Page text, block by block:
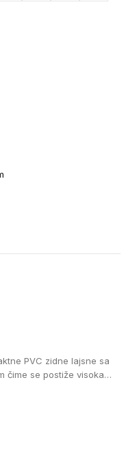
PVC zidne lajsne sa
čime se postiže visoka